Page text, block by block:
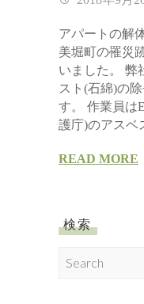
アパートの解
美堀町の罹災
いました。 弊
スト(石綿)の
す。 作業員は
護庁)のアス
READ MORE
検索